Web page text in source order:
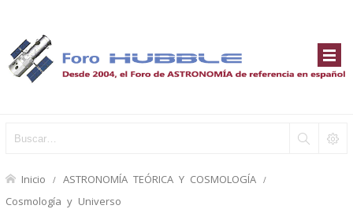
Inicio ASTRONOMÍA TEÓRICA Y COSMOLOGÍA
Cosmología y Universo